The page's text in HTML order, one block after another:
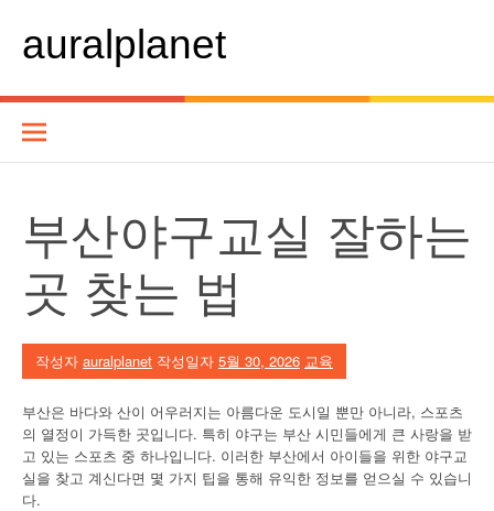
바
기
auralplanet
부산야구교실 잘하는
곳 찾는 법
작성자 auralplanet 작성일자 5월 30, 2026 교육
부산은 바다와 산이 어우러지는 아름다운 도시일 뿐만 아니라, 스포츠
의 열정이 가득한 곳입니다. 특히 야구는 부산 시민들에게 큰 사랑을 받
고 있는 스포츠 중 하나입니다. 이러한 부산에서 아이들을 위한 야구교
실을 찾고 계신다면 몇 가지 팁을 통해 유익한 정보를 얻으실 수 있습니
다.